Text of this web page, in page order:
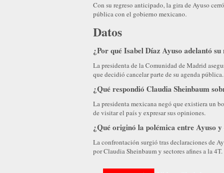
Con su regreso anticipado, la gira de Ayuso
pública con el gobierno mexicano.
Datos
¿Por qué Isabel Díaz Ayuso adelantó
La presidenta de la Comunidad de Madrid
que decidió cancelar parte de su agenda pública.
¿Qué respondió Claudia Sheinbaum
La presidenta mexicana negó que existiera un
de visitar el país y expresar sus opiniones.
¿Qué originó la polémica entre Ayuso
La confrontación surgió tras declaraciones de
por Claudia Sheinbaum y sectores afines a la 4T.